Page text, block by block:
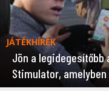
JÁTÉKHÍREK
Jön a legidegesítőbb
Stimulator,